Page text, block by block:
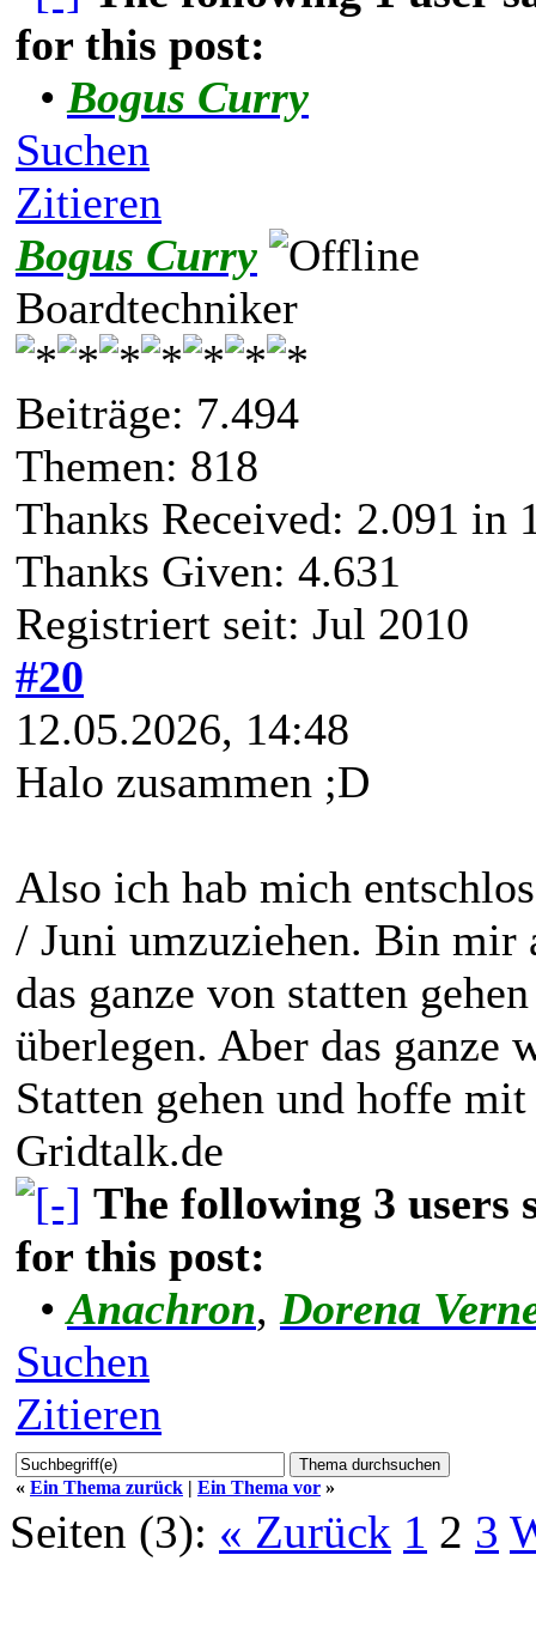
for this post:
• Bogus Curry
Suchen
Zitieren
Bogus Curry
Boardtechniker
Beiträge: 7.494
Themen: 818
Thanks Received: 2.091 in
Thanks Given: 4.631
Registriert seit: Jul 2010
#20
12.05.2026, 14:48
Halo zusammen ;D
Also ich hab mich
/ Juni umzuziehen. Bin mir
das ganze von statten
überlegen. Aber das ganze
Statten gehen und hoffe
Gridtalk.de
The following 3 users
for this post:
•Anachron, Dorena
Suchen
Zitieren
« Ein Thema zurück | Ein Thema vor »
Seiten (3): « Zurück 1 2 3